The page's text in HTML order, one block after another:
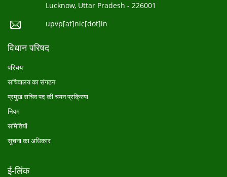
Lucknow, Uttar Pradesh - 226001
upvp[at]nic[dot]in
विधान परिषद
परिचय
सचिवालय का संगठन
प्रमुख सचिव पद की चयन प्रक्रिया
नियम
समितियों
सूचना का अधिकार
ई-लिंक